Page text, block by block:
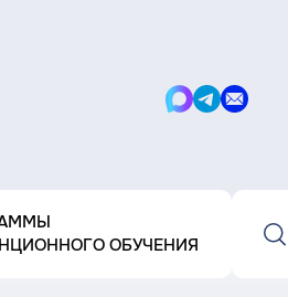
Написать
Написать
Написать
ОБУЧЕНИЯ